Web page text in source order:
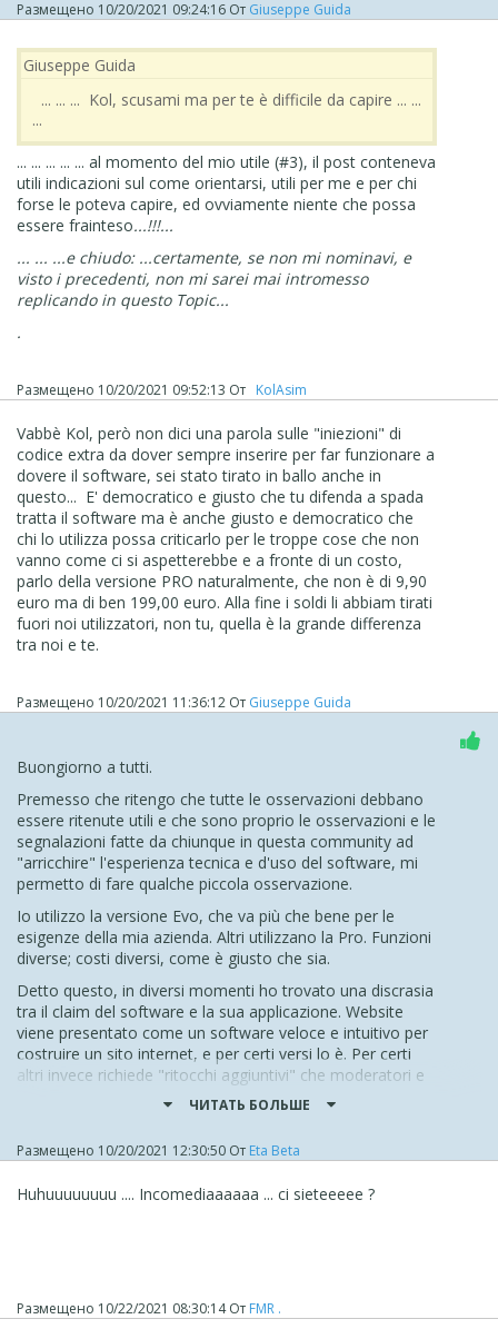
Размещено 10/20/2021 09:24:16 От Giuseppe Guida
Giuseppe Guida
‪ ... ... ... Kol, scusami ma per te è difficile da capire ... ...
...
... ... ... ... ... al momento del mio utile (#3), il post conteneva
utili indicazioni sul come orientarsi, utili per me e per chi
forse le poteva capire, ed ovviamente niente che possa
essere frainteso...!!!...
... ... ...e chiudo: ...certamente, se non mi nominavi, e
visto i precedenti, non mi sarei mai intromesso
replicando in questo Topic...
.
Размещено 10/20/2021 09:52:13 От ‪ KolAsim ‪ ‪
Vabbè Kol, però non dici una parola sulle "iniezioni" di
codice extra da dover sempre inserire per far funzionare a
dovere il software, sei stato tirato in ballo anche in
questo... E' democratico e giusto che tu difenda a spada
tratta il software ma è anche giusto e democratico che
chi lo utilizza possa criticarlo per le troppe cose che non
vanno come ci si aspetterebbe e a fronte di un costo,
parlo della versione PRO naturalmente, che non è di 9,90
euro ma di ben 199,00 euro. Alla fine i soldi li abbiam tirati
fuori noi utilizzatori, non tu, quella è la grande differenza
tra noi e te.
Размещено 10/20/2021 11:36:12 От Giuseppe Guida
Buongiorno a tutti.
Premesso che ritengo che tutte le osservazioni debbano
essere ritenute utili e che sono proprio le osservazioni e le
segnalazioni fatte da chiunque in questa community ad
"arricchire" l'esperienza tecnica e d'uso del software, mi
permetto di fare qualche piccola osservazione.
Io utilizzo la versione Evo, che va più che bene per le
esigenze della mia azienda. Altri utilizzano la Pro. Funzioni
diverse; costi diversi, come è giusto che sia.
Detto questo, in diversi momenti ho trovato una discrasia
tra il claim del software e la sua applicazione. Website
viene presentato come un software veloce e intuitivo per
costruire un sito internet, e per certi versi lo è. Per certi
altri invece richiede "ritocchi aggiuntivi" che moderatori e
utilizzatori più preparati in materia suggeriscono sotto
forma di codice extra. Questo, permettetemi, cozza un
ridondanti e voluti dall'utente, nulla da dire. Ma quando gli
volte scontate, segnalate dagli utenti e non rivedute dagli
aggiornamento. Spesso capita di dover aprire i progetti
ЧИТАТЬ БОЛЬШЕ
Размещено 10/20/2021 12:30:50 От Eta Beta
Huhuuuuuuuu .... Incomediaaaaaa ... ci sieteeeee ?
Размещено 10/22/2021 08:30:14От FMR .